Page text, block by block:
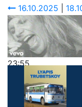
16.10.2025
23:55